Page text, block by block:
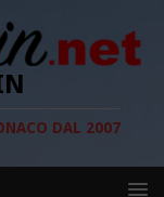
DAL 2007